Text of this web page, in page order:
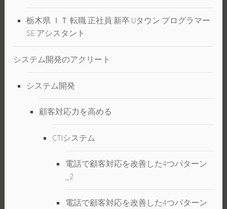
栃木県 ＩＴ 転職 正社員 新卒 Uタウン プログラマー
SE アシスタント
システム開発のアクリート
システム開発
顧客対応力を高める
CTIシステム
電話で顧客対応を改善した4つパターン
_2
電話で顧客対応を改善した4つパターン